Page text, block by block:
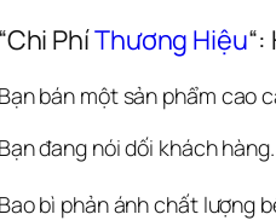
“Chi Phí Thương Hiệu
Bạn bán một sản phẩm cao
Bạn đang nói dối khách hàng.
Bao bì phản ánh chất lượng